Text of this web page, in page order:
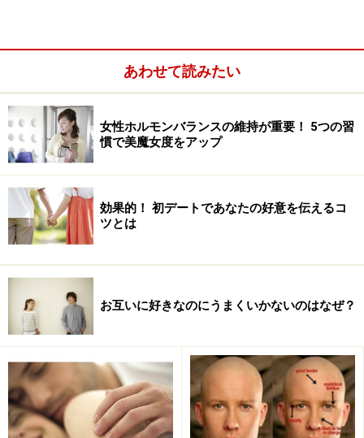
同じように、みなさんの恋の悩みは千差万別。でも「恋
愛関係の贅肉」をつけてしまった人は、これをすっきり
と落とす事で、恋の悩みの多くが解消され、恋愛運がパ
あわせて読みたい
女性ホルモンバランスの維持が重要！ 5つの習
慣で美魔女度をアップ
効果的！ 初デートであなたの好意を伝えるコ
ツとは
お互いに好きなのにうまくいかないのはなぜ？